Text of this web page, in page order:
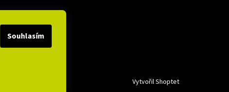
Souhlasím
Vytvořil Shoptet